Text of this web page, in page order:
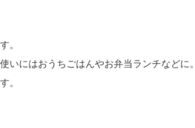
。
いにはおうちごはんやお弁当ランチなどに。
。